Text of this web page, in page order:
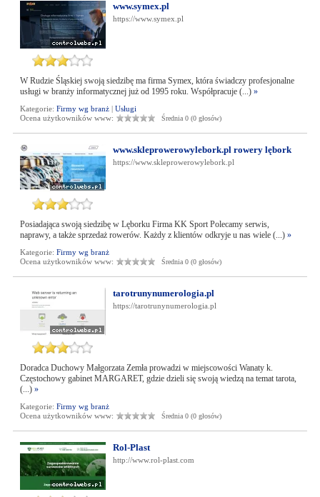
www.symex.pl
https://www.symex.pl
W Rudzie Śląskiej swoją siedzibę ma firma Symex, która świadczy profesjonalne
usługi w branży informatycznej już od 1995 roku. Współpracuje (...) »
Kategorie: Firmy wg branż| Usługi
Ocena użytkowników www:
Średnia 0 (0 głosów)
www.skleprowerowylebork.pl rowery lębork
https://www.skleprowerowylebork.pl
Posiadająca swoją siedzibę w Lęborku Firma KK Sport Polecamy serwis,
naprawy, a także sprzedaż rowerów. Każdy z klientów odkryje u nas wiele (...) »
Kategorie: Firmy wg branż
Ocena użytkowników www:
Średnia 0 (0 głosów)
tarotrunynumerologia.pl
https://tarotrunynumerologia.pl
Doradca Duchowy Małgorzata Zemła prowadzi w miejscowości Wanaty k.
Częstochowy gabinet MARGARET, gdzie dzieli się swoją wiedzą na temat tarota,
(...) »
Kategorie: Firmy wg branż
Ocena użytkowników www:
Średnia 0 (0 głosów)
Rol-Plast
http://www.rol-plast.com